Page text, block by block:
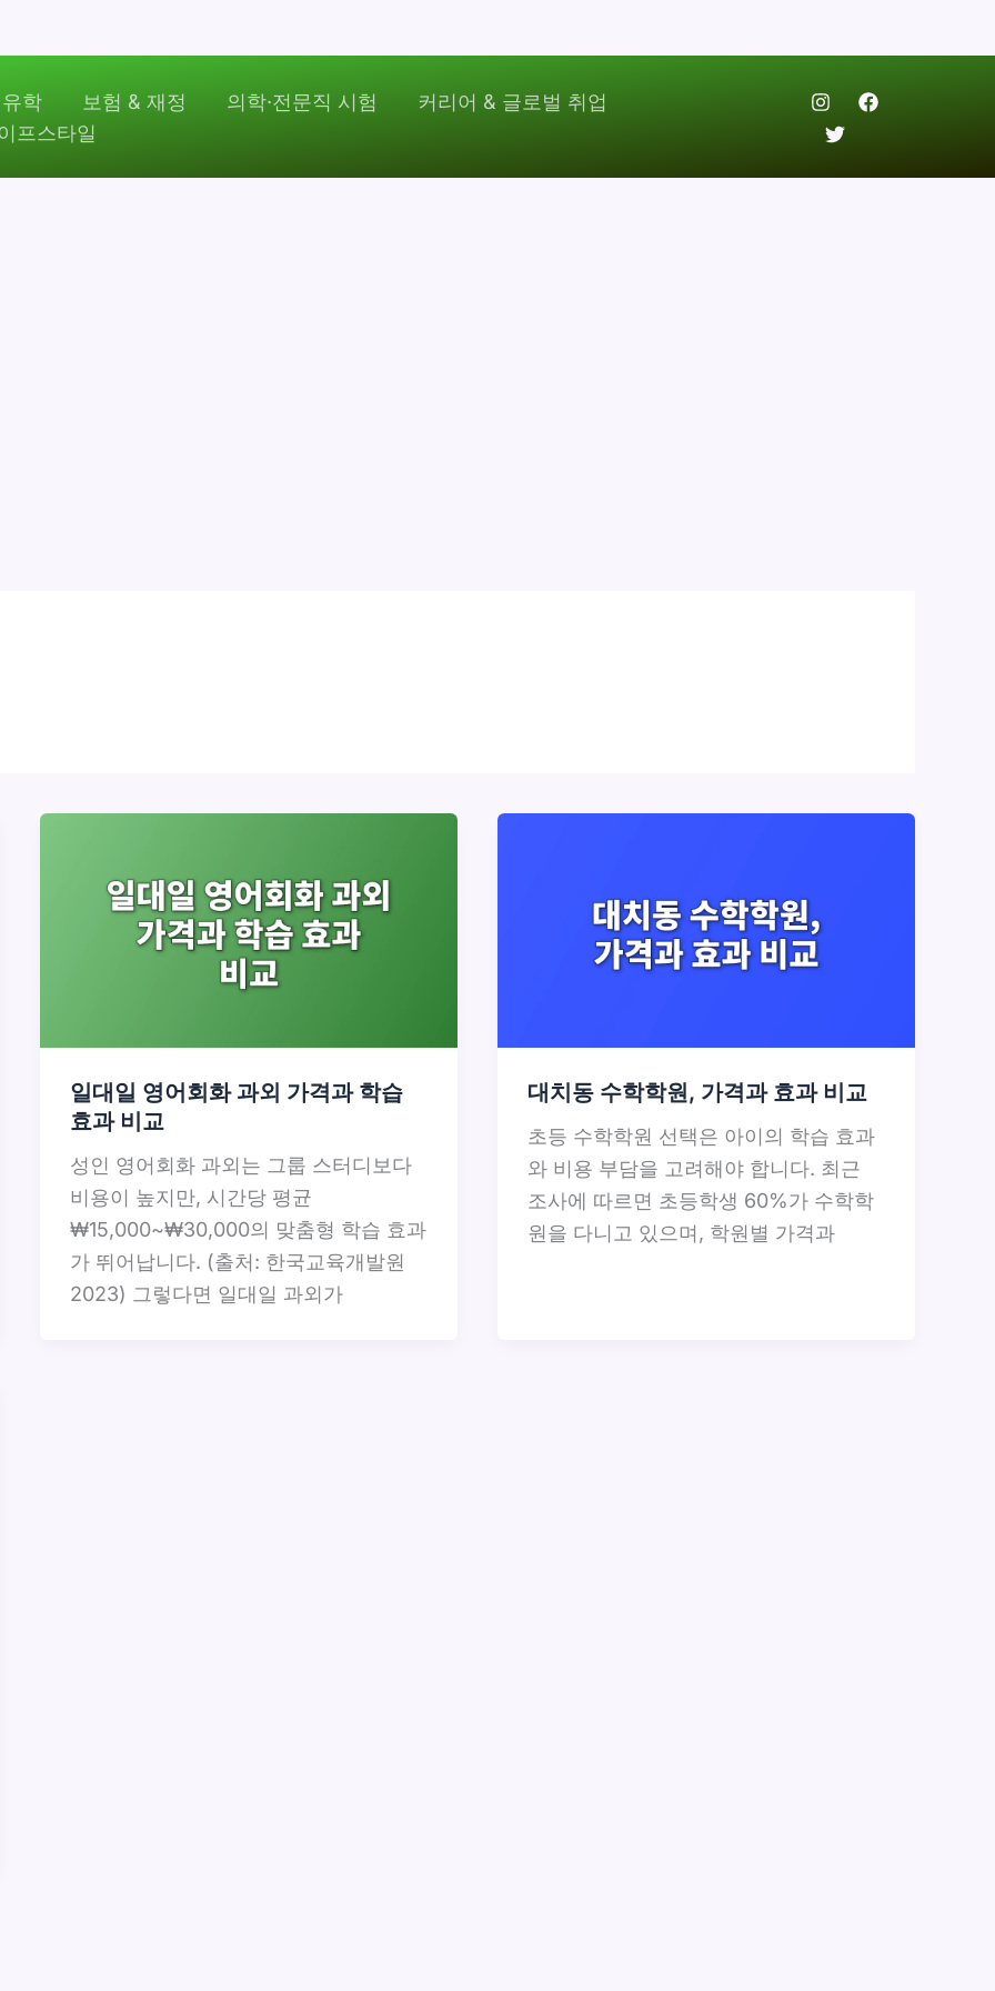
학 보험 & 재정 의학·전문직 시험
커리어 & 글로벌 취업
프스타일
일대일 영어회화 과외 가격과 학습
효과 비교
성인 영어회화 과외는 그룹 스터디보다
비용이 높지만, 시간당 평균
₩15,000~₩30,000의 맞춤형 학습 효과
가 뛰어납니다. (출처: 한국교육개발원
2023) 그렇다면 일대일 과외가
대치동 수학학원, 가격과 효과 비교
초등 수학학원 선택은 아이의 학습 효과
와 비용 부담을 고려해야 합니다. 최근
조사에 따르면 초등학생 60%가 수학학
원을 다니고 있으며, 학원별 가격과